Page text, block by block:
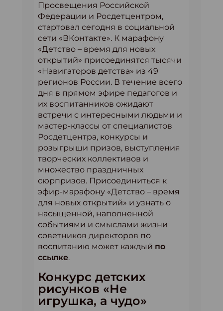
Просвещения Российской
Федерации и Росдетцентром,
стартовал сегодня в социальной
сети «ВКонтакте». К марафону
«Детство – время для новых
открытий» присоединятся тысячи
«Навигаторов детства» из 49
регионов России. В течение всего
дня в прямом эфире педагогов и
их воспитанников ожидают
встречи с интересными людьми и
мастер-классы от специалистов
Росдетцентра, конкурсы и
розыгрыши призов, выступления
творческих коллективов и
множество праздничных
сюрпризов. Присоединиться к
эфир-марафону «Детство – время
для новых открытий» и узнать о
насыщенной, наполненной
событиями и смыслами жизни
советников директоров по
воспитанию может каждый по
ссылке.
Конкурс детских
рисунков «Не
игрушка, а чудо»